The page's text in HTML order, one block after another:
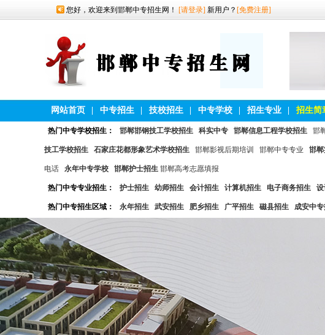
您好，欢迎来到邯郸中专招生网！ [请登录] 新用户？ [免费注册]
网站首页 中专招生 技校招生 中专学校 招生专业 招生简
热门中专学校招生： 邯郸邯钢技工学校招生 科实中专 邯郸信息工程学校招生 邯
技工学校招生 石家庄花都形象艺术学校招生 邯郸影视后期培训 邯郸中专专业 邯
电话 永年中专学校 邯郸护士招生 邯郸高考志愿填报
热门中专专业招生： 护士招生 幼师招生 会计招生 计算机招生 电子商务招生
热门中专招生区域： 永年招生 武安招生 肥乡招生 广平招生 磁县招生 成安中